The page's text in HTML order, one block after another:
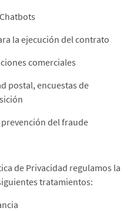
la ejecución del contrato
comerciales
postal, encuestas de
del fraude
de Privacidad regulamos la
tratamientos: